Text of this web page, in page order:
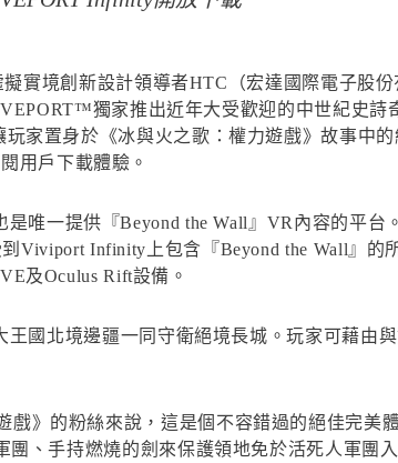
實境創新設計領導者HTC（宏達國際電子股
獨家推出近年大受歡迎的中世紀史詩
家置身於《冰與火之歌：權力遊戲》故事中
用戶下載體驗。
唯一提供『Beyond the Wall』VR內容的平台
Viviport Infinity上包含『Beyond the Wall』的
及Oculus Rift設備。
國北境邊疆一同守衛絕境長城。玩家可藉由
》的粉絲來說，這是個不容錯過的絕佳完美
、手持燃燒的劍來保護領地免於活死人軍團入